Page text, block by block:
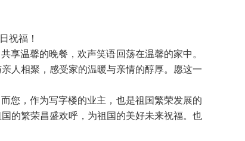
祝福！
享温馨的晚餐，欢声笑语回荡在温馨的家中。
人相聚，感受家的温暖与亲情的醇厚。愿这一
您，作为写字楼的业主，也是祖国繁荣发展的
的繁荣昌盛欢呼，为祖国的美好未来祝福。也